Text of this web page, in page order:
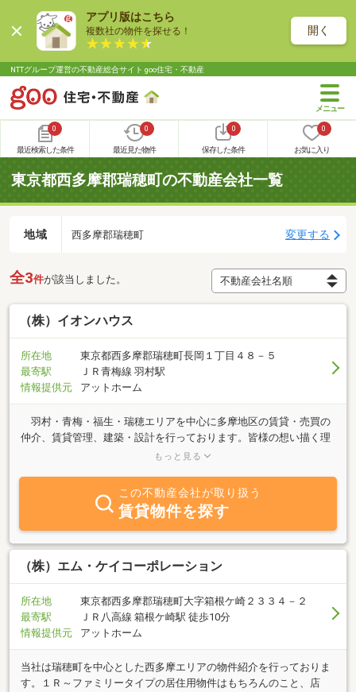
アプリ版はこちら
複数社の物件を探せる！ 開く
NTTグループ運営の不動産総合サイト goo住宅・不動産
0
最近検索した条件
0
最近見た物件
0
保存した条件
0
お気に入り
東京都西多摩郡瑞穂町の不動産会社一覧
地域 西多摩郡瑞穂町 変更する
全3件が該当しました。
（株）イオンハウス
所在地
東京都西多摩郡瑞穂町長岡１丁目４８－５
最寄駅
ＪＲ青梅線 羽村駅
情報提供元
アットホーム
羽村・青梅・福生・瑞穂エリアを中心に多摩地区の賃貸・売買の
仲介、賃貸管理、建築・設計を行っております。皆様の想い描く理
想の家づくり・住まい探しをお手伝いいたします。 １０年後２０
ンハウスがサポートいたします。
もっと見る
この不動産会社が取り扱う
賃貸物件を探す
（株）エム・ケイコーポレーション
所在地
東京都西多摩郡瑞穂町大字箱根ケ崎２３３４－２
最寄駅
ＪＲ八高線 箱根ケ崎駅 徒歩10分
情報提供元
アットホーム
当社は瑞穂町を中心とした西多摩エリアの物件紹介を行っておりま
す。１Ｒ～ファミリータイプの居住用物件はもちろんのこと、店